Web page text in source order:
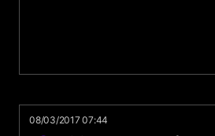
08/03/2017 07:44